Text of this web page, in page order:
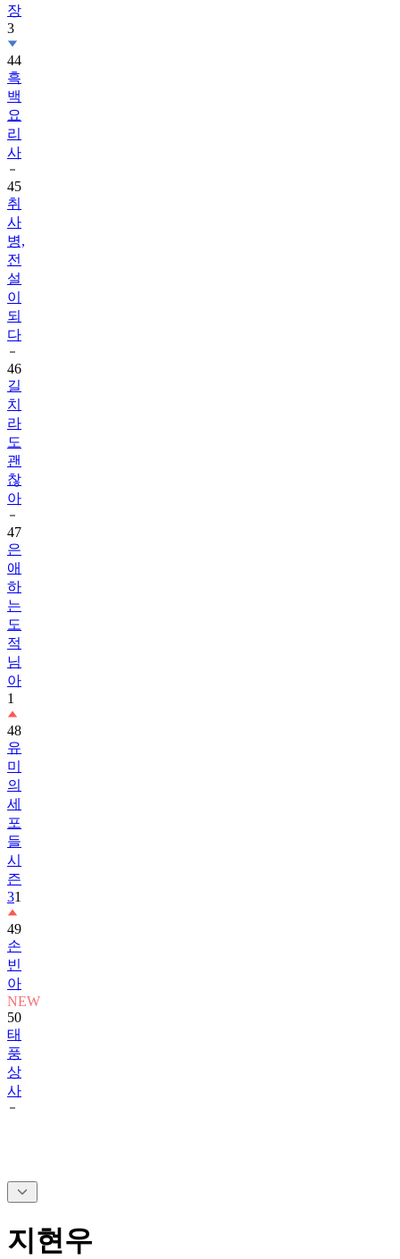
장
3
44
흑
백
요
리
사
45
취
사
병,
전
설
이
되
다
46
길
치
라
도
괜
찮
아
47
은
애
하
는
도
적
님
아
1
48
유
미
의
세
포
들
시
즌
31
49
손
빈
아
NEW
50
태
풍
상
사
지현우